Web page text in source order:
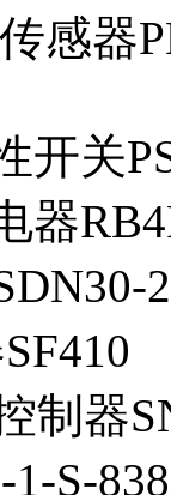
感器
开关
器
制器
1-S-